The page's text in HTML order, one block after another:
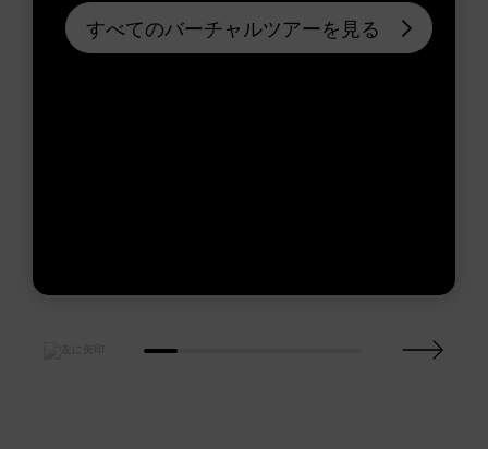
すべてのバーチャルツアーを見る